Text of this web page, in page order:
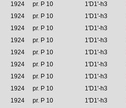
1924 pr. P 10 1'D1'-h3
1924 pr. P 10 1'D1'-h3
1924 pr. P 10 1'D1'-h3
1924 pr. P 10 1'D1'-h3
1924 pr. P 10 1'D1'-h3
1924 pr. P 10 1'D1'-h3
1924 pr. P 10 1'D1'-h3
1924 pr. P 10 1'D1'-h3
1924 pr. P 10 1'D1'-h3